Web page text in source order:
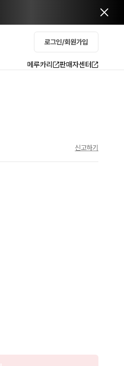
로그인/회원가입
메루카리 판매자센터
신고하기